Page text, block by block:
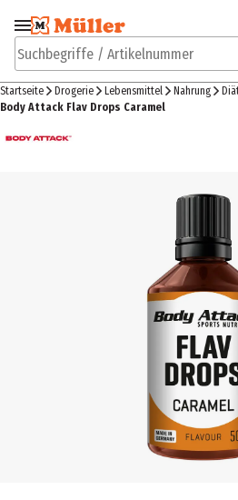
Zur Navigation
springen
Suchbegriffe / Artikelnummer
Startseite Drogerie Lebensmittel Nahrung
Body Attack Flav Drops Caramel